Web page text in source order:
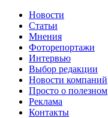
Новости
Статьи
Мнения
Фоторепортажи
Интервью
Выбор редакции
Новости компаний
Просто о полезном
Реклама
Контакты